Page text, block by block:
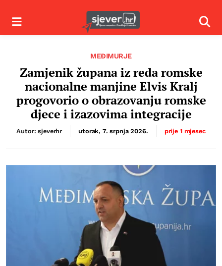
Izbornik
MEĐIMURJE
Zamjenik župana iz reda romske
nacionalne manjine Elvis Kralj
progovorio o obrazovanju romske
djece i izazovima integracije
Autor: sjeverhr utorak, 7. srpnja 2026. prije 1 mjesec